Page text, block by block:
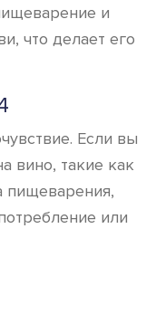
и
что делает его
Если вы
вино, такие как
пищеварения,
или